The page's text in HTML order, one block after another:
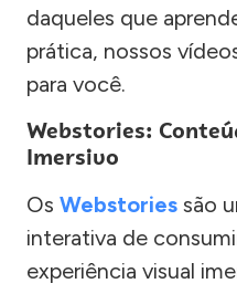
daqueles que
prática, nossos
para você.
Webstories:
Imersivo
Os Webstories são
interativa de
experiência visual